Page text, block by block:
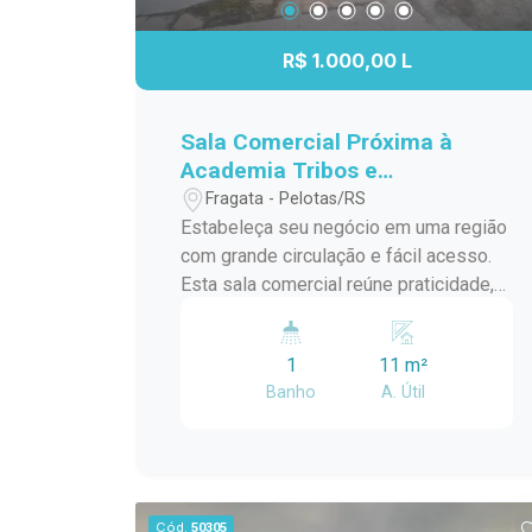
visita e conheça de perto esta sala
comercial, uma excelente oportunidade
para instalar seu negócio em uma
localização estratégica.
R$ 1.000,00 L
Sala Comercial Próxima à
Academia Tribos e
Supermercado Nicolini
Fragata - Pelotas/RS
Estabeleça seu negócio em uma região
com grande circulação e fácil acesso.
Esta sala comercial reúne praticidade,
estratégico, proporcionando um
ambiente ideal para empresas que
desejam estar próximas de seus
ao lado da Academia Tribos e próxima
1
Banho
11 m²
A. Útil
Cód. 50305